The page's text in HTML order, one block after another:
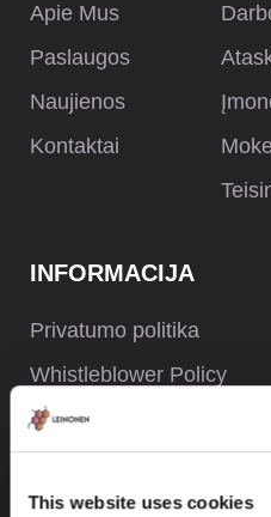
This website uses cookies
Apie Mus
Paslaugos
Naujienos
Kontaktai
INFORMACIJA
Privatumo politika
Whistleblower Policy
Careers